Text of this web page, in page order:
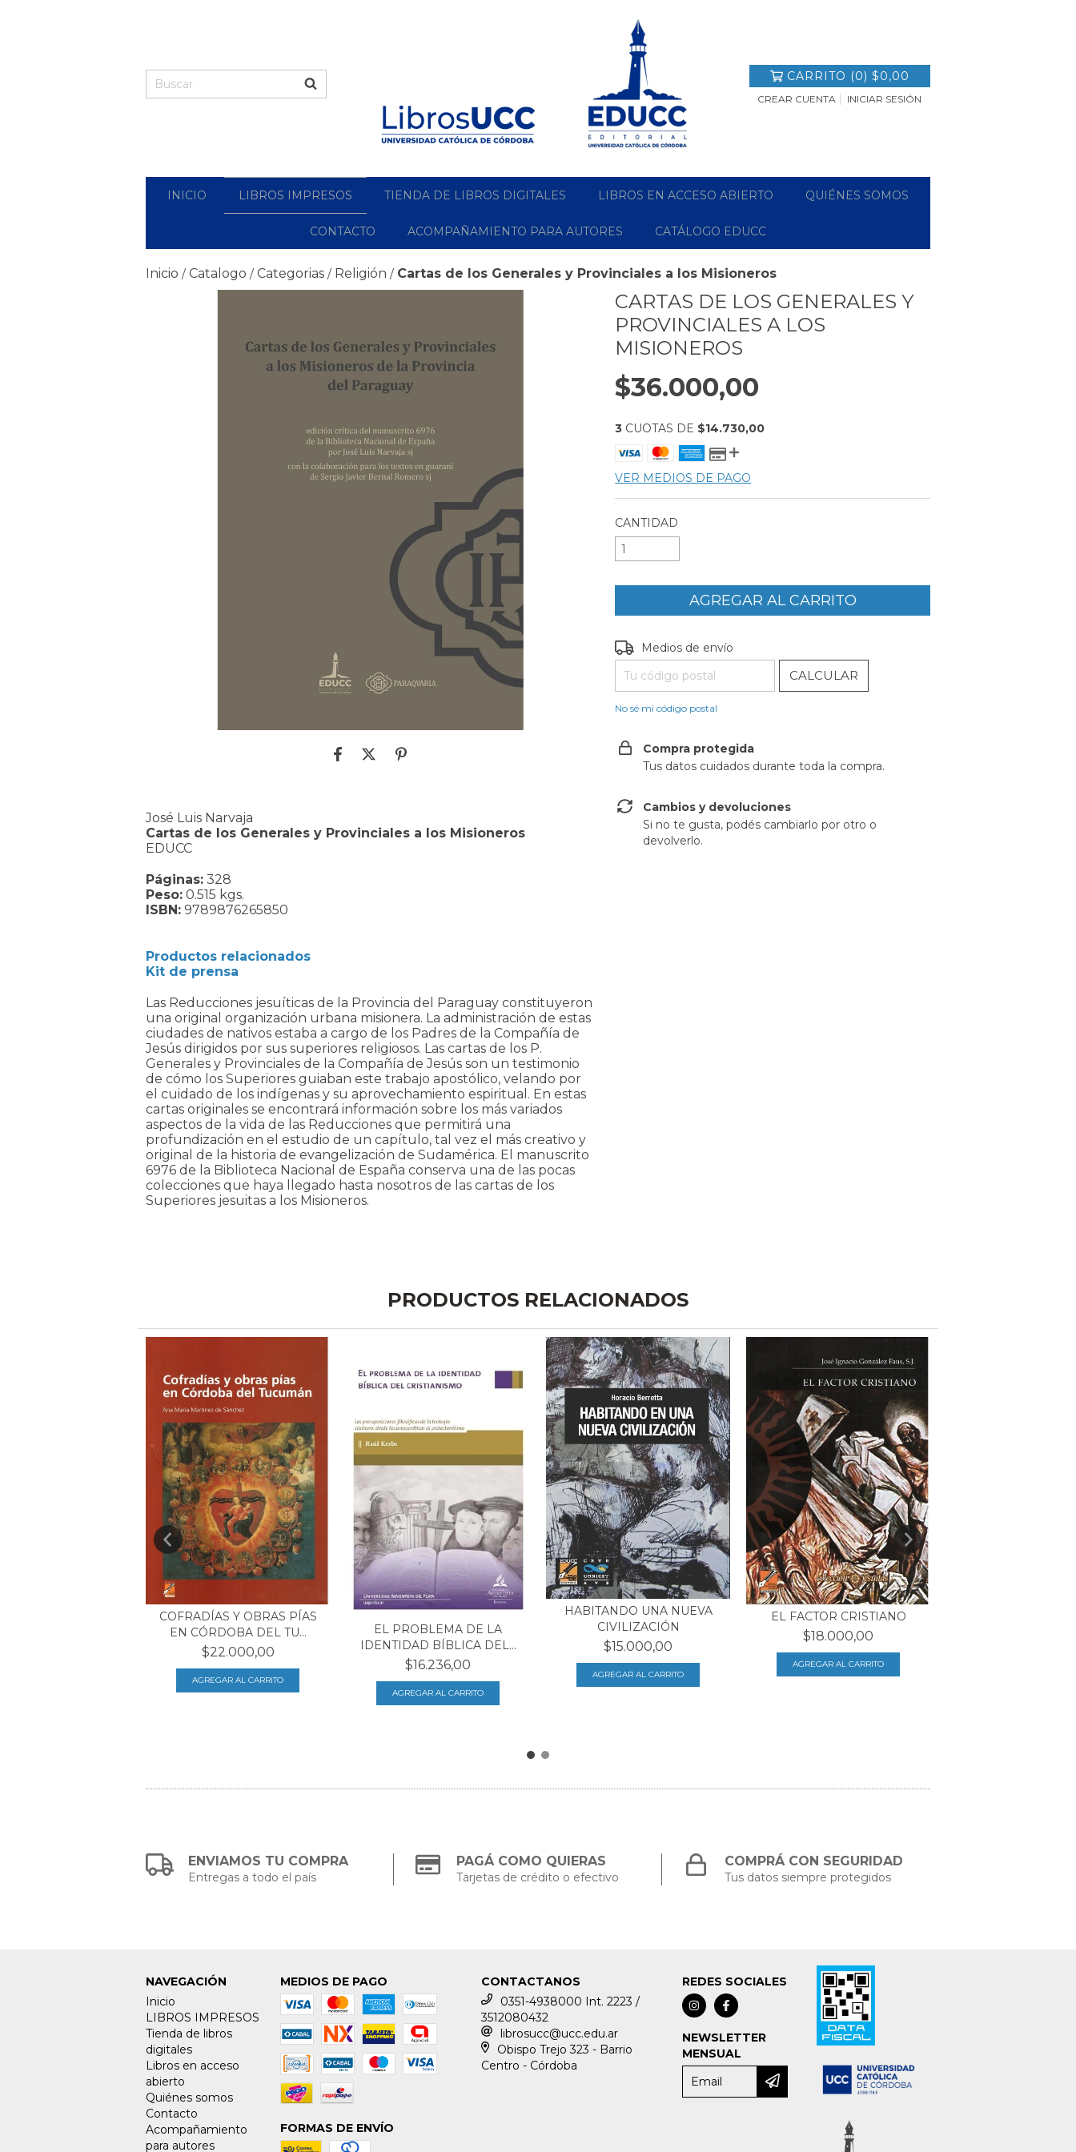
CARRITO (0) $0,00
CREAR CUENTA INICIAR SESIÓN
INICIO LIBROS IMPRESOS TIENDA DE LIBROS DIGITALES LIBROS EN ACCESO ABIERTO QUIÉNES SOMOS
CONTACTO ACOMPAÑAMIENTO PARA AUTORES CATÁLOGO EDUCC
Inicio / Catalogo / Categorias / Religión / Cartas de los Generales y Provinciales a los Misioneros
José Luis Narvaja
Cartas de los Generales y Provinciales a los Misioneros
EDUCC
Páginas: 328
Peso: 0.515 kgs.
ISBN: 9789876265850
Productos relacionados
Kit de prensa
Las Reducciones jesuíticas de la Provincia del Paraguay constituyeron
una original organización urbana misionera. La administración de estas
ciudades de nativos estaba a cargo de los Padres de la Compañía de
Jesús dirigidos por sus superiores religiosos. Las cartas de los P.
Generales y Provinciales de la Compañía de Jesús son un testimonio
de cómo los Superiores guiaban este trabajo apostólico, velando por
el cuidado de los indígenas y su aprovechamiento espiritual. En estas
cartas originales se encontrará información sobre los más variados
aspectos de la vida de las Reducciones que permitirá una
profundización en el estudio de un capítulo, tal vez el más creativo y
original de la historia de evangelización de Sudamérica. El manuscrito
6976 de la Biblioteca Nacional de España conserva una de las pocas
colecciones que haya llegado hasta nosotros de las cartas de los
Superiores jesuitas a los Misioneros.
CARTAS DE LOS GENERALES Y
PROVINCIALES A LOS
MISIONEROS
$36.000,00
3 CUOTAS DE $14.730,00
VER MEDIOS DE PAGO
CANTIDAD
Entregas para el CP:
Medios de envío
CALCULAR
No sé mi código postal
Compra protegida
Tus datos cuidados durante toda la compra.
Cambios y devoluciones
Si no te gusta, podés cambiarlo por otro o
devolverlo.
PRODUCTOS RELACIONADOS
COFRADÍAS Y OBRAS PÍAS
EN CÓRDOBA DEL TU...
$22.000,00
EL PROBLEMA DE LA
IDENTIDAD BÍBLICA DEL...
$16.236,00
HABITANDO UNA NUEVA
CIVILIZACIÓN
$15.000,00
EL FACTOR CRISTIANO
$18.000,00
ENVIAMOS TU COMPRA
Entregas a todo el país
PAGÁ COMO QUIERAS
Tarjetas de crédito o efectivo
COMPRÁ CON SEGURIDAD
Tus datos siempre protegidos
NAVEGACIÓN
Inicio
LIBROS IMPRESOS
Tienda de libros
digitales
Libros en acceso
abierto
Quiénes somos
Contacto
Acompañamiento
para autores
MEDIOS DE PAGO
FORMAS DE ENVÍO
CONTACTANOS
0351-4938000 Int. 2223 /
3512080432
librosucc@ucc.edu.ar
Obispo Trejo 323 - Barrio
Centro - Córdoba
REDES SOCIALES
NEWSLETTER
MENSUAL